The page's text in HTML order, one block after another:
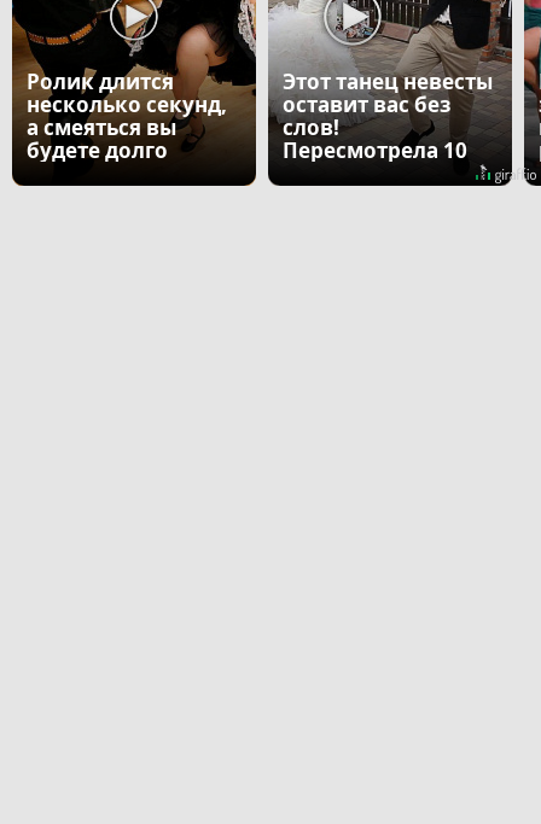
Ролик длится
несколько секунд,
а смеяться вы
будете долго
Этот танец невесты
оставит вас без
слов!
Пересмотрела 10